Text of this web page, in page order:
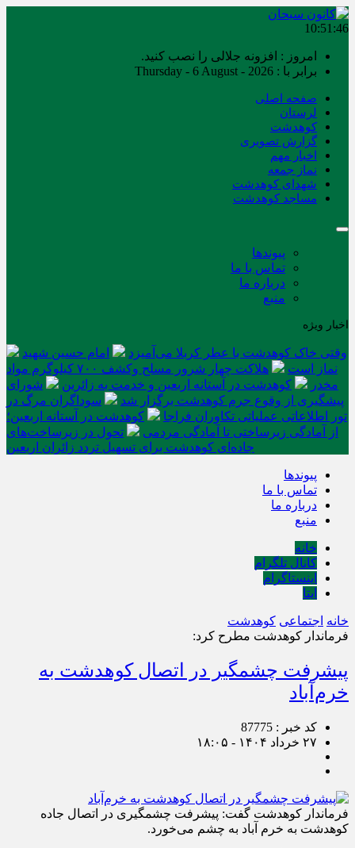
10:51:46
امروز : افزونه جلالی را نصب کنید.
برابر با : Thursday - 6 August - 2026
صفحه اصلی
لرستان
کوهدشت
گزارش تصویری
اخبار مهم
نماز جمعه
شهدای کوهدشت
مساجد کوهدشت
پیوندها
تماس با ما
درباره ما
منبع
اخبار ویژه
وقتی خاک کوهدشت با عطر کربلا می‌آمیزد
امام حسین شهید
نماز است
هلاکت چهار شرور مسلح وکشف ۷۰۰ کیلوگرم مواد
مخدر
کوهدشت در آستانه اربعین و خدمت‌ به زائرین
شورای
پیشگیری از وقوع جرم کوهدشت برگزار شد
سوداگران مرگ در
تور اطلاعاتی عملیاتی تکاوران فراجا
کوهدشت در آستانه اربعین؛
از آمادگی زیرساختی تا آمادگی مردمی
تحول در زیرساخت‌های
جاده‌ای کوهدشت برای تسهیل تردد زائران اربعین
پیوندها
تماس با ما
درباره ما
منبع
خانه
کانال تلگرام
اینستاگرام
ایتا
خانه اجتماعی کوهدشت
فرماندار کوهدشت مطرح کرد:
پیشرفت چشمگیر در اتصال کوهدشت به
خرم‌آباد
کد خبر : 87775
۲۷ خرداد ۱۴۰۴ - ۱۸:۰۵
فرماندار کوهدشت گفت: پیشرفت چشمگیری در اتصال جاده
کوهدشت به خرم آباد به چشم می‌خورد.